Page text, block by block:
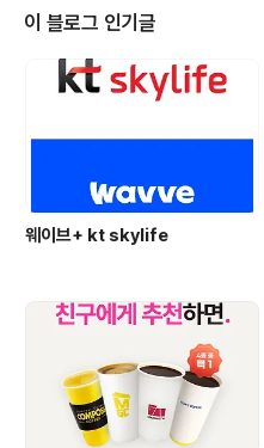
드 샐러디 우주패스 찬스! T 우주패스
님은 4,500원 할인 쿠폰 사용 기간: 2월
4일(금) 메인 메뉴: 샐러디, 누들볼, 포케
스, 랩, 포케랩, 샌드, 마이 샐러디 토핑,
드 추가 가능 샐러디 매장 방문 및 포장
이 블로그 인기글
웨이브+ kt skylife